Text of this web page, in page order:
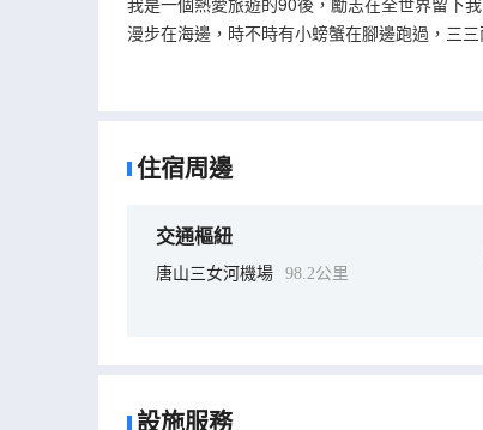
漫步在海邊，時不時有小螃蟹在腳邊跑過，三
住宿周邊
交通樞紐
唐山三女河機場 98.2公里
設施服務